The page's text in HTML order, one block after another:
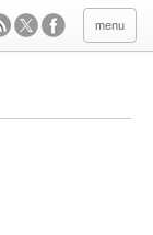
menu